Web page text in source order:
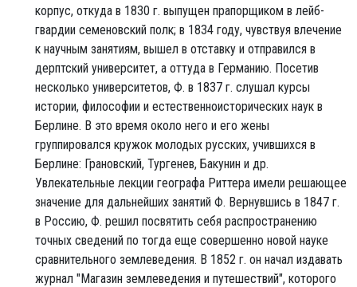
корпус, откуда в 1830 г. выпущен прапорщиком в лейб-
гвардии семеновский полк; в 1834 году, чувствуя влечение
к научным занятиям, вышел в отставку и отправился в
дерптский университет, а оттуда в Германию. Посетив
несколько университетов, Ф. в 1837 г. слушал курсы
истории, философии и естественноисторических наук в
Берлине. В это время около него и его жены
группировался кружок молодых русских, учившихся в
Берлине: Грановский, Тургенев, Бакунин и др.
Увлекательные лекции географа Риттера имели решающее
значение для дальнейших занятий Ф. Вернувшись в 1847 г.
в Россию, Ф. решил посвятить себя распространению
точных сведений по тогда еще совершенно новой науке
сравнительного землеведения. В 1852 г. он начал издавать
журнал "Магазин землеведения и путешествий", которого